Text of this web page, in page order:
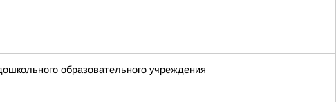
образовательного учреждения